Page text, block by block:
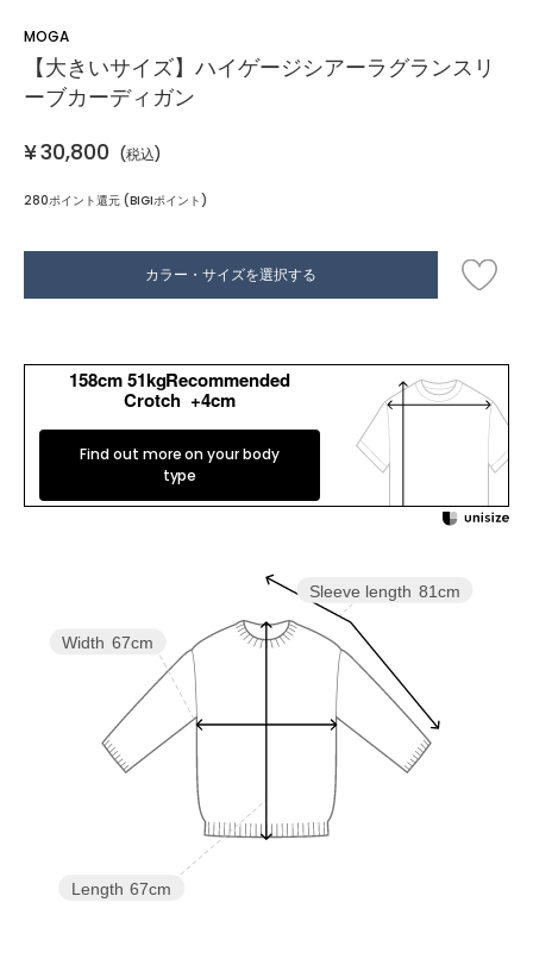
MOGA
【大きいサイズ】ハイゲージシアーラグランスリ
ーブカーディガン
¥30,800 (税込)
280ポイント還元 (BIGIポイント)
カラー・サイズを選択する
158cm 51kgRecommended
Crotch +4cm
Find out more on your body
type
Sleeve length 81cm
Length 67cm
Width 67cm